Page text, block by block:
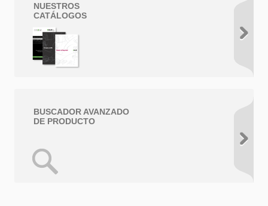
NUESTROS
CATÁLOGOS
BUSCADOR AVANZADO
DE PRODUCTO